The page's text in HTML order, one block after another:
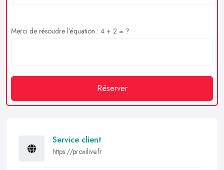
Merci de résoudre l'équation : 4 + 2 = ?
Réserver
Service client
https://proxilive.fr